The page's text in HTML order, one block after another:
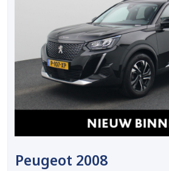
Peugeot 2008